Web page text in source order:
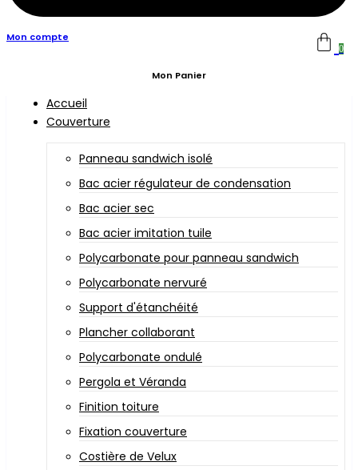
Mon compte
0
Mon Panier
Accueil
Couverture
Panneau sandwich isolé
Bac acier régulateur de condensation
Bac acier sec
Bac acier imitation tuile
Polycarbonate pour panneau sandwich
Polycarbonate nervuré
Support d'étanchéité
Plancher collaborant
Polycarbonate ondulé
Pergola et Véranda
Finition toiture
Fixation couverture
Costière de Velux